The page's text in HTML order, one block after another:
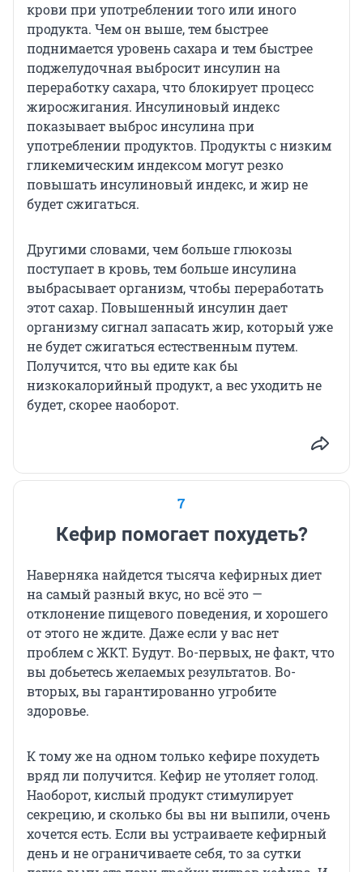
крови при употреблении того или иного
продукта. Чем он выше, тем быстрее
поднимается уровень сахара и тем быстрее
поджелудочная выбросит инсулин на
переработку сахара, что блокирует процесс
жиросжигания. Инсулиновый индекс
показывает выброс инсулина при
употреблении продуктов. Продукты с низким
гликемическим индексом могут резко
повышать инсулиновый индекс, и жир не
будет сжигаться.
Другими словами, чем больше глюкозы
поступает в кровь, тем больше инсулина
выбрасывает организм, чтобы переработать
этот сахар. Повышенный инсулин дает
организму сигнал запасать жир, который уже
не будет сжигаться естественным путем.
Получится, что вы едите как бы
низкокалорийный продукт, а вес уходить не
будет, скорее наоборот.
7
Кефир помогает похудеть?
Наверняка найдется тысяча кефирных диет
на самый разный вкус, но всё это —
отклонение пищевого поведения, и хорошего
от этого не ждите. Даже если у вас нет
проблем с ЖКТ. Будут. Во-первых, не факт, что
вы добьетесь желаемых результатов. Во-
вторых, вы гарантированно угробите
здоровье.
К тому же на одном только кефире похудеть
вряд ли получится. Кефир не утоляет голод.
Наоборот, кислый продукт стимулирует
секрецию, и сколько бы вы ни выпили, очень
хочется есть. Если вы устраиваете кефирный
день и не ограничиваете себя, то за сутки